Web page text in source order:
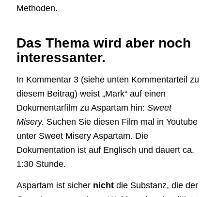
Methoden.
Das Thema wird aber noch
interessanter.
In Kommentar 3 (siehe unten Kommentarteil zu
diesem Beitrag) weist „Mark“ auf einen
Dokumentarfilm zu Aspartam hin: Sweet
Misery. Suchen Sie diesen Film mal in Youtube
unter Sweet Misery Aspartam. Die
Dokumentation ist auf Englisch und dauert ca.
1:30 Stunde.
Aspartam ist sicher nichtdie Substanz, die der